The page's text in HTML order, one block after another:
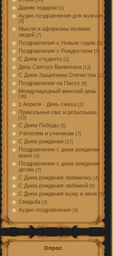
Дарим подарки [1]
Аудио поздравления для мужчин
[3]
Мысли и афоризмы великих
людей [7]
Поздравления с Новым годом [9]
Поздравления с Рождеством [5]
С Днем студента [2]
День Святого Валентина [12]
С Днем Защитника Отечества [12]
Поздравления на Пасху [8]
Международный женский день
[36]
1 Апреля - День смеха [2]
Прикольные смс и розыгрыши
[10]
С Днем Победы [5]
Учителям и ученикам [7]
С Днем рождения [27]
Поздравления с днем рождения
маме [4]
Поздравления с днем рождения
детям [7]
С Днем рождения любимому [4]
С Днем рождения любимой [6]
С Днем рождения мужу и жене [5]
Свадьба [4]
Аудио поздравления [4]
Опрос